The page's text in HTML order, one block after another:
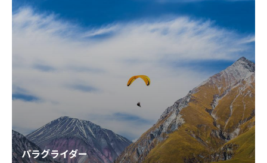
パラグライダー